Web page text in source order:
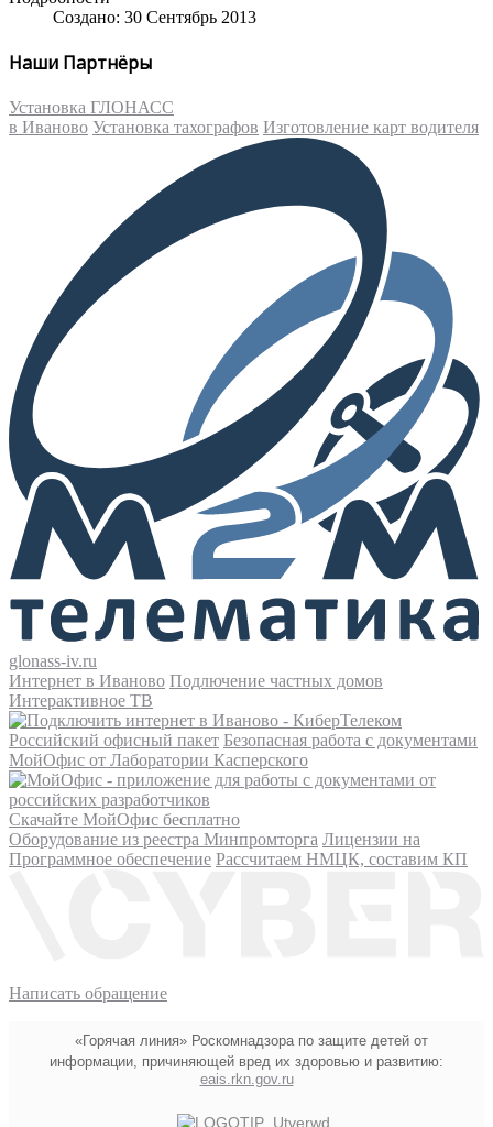
Создано: 30 Сентябрь 2013
Наши Партнёры
Установка ГЛОНАСС
в Иваново Установка тахографов Изготовление карт водителя
glonass-iv.ru
Интернет в Иваново Подлючение частных домов
Интерактивное ТВ
Российский офисный пакет Безопасная работа с документами
МойОфис от Лаборатории Касперского
Скачайте МойОфис бесплатно
Оборудование из реестра Минпромторга Лицензии на
Программное обеспечение Рассчитаем НМЦК, составим КП
Написать обращение
«Горячая линия» Роскомнадзора по защите детей от
информации, причиняющей вред их здоровью и развитию:
eais.rkn.gov.ru